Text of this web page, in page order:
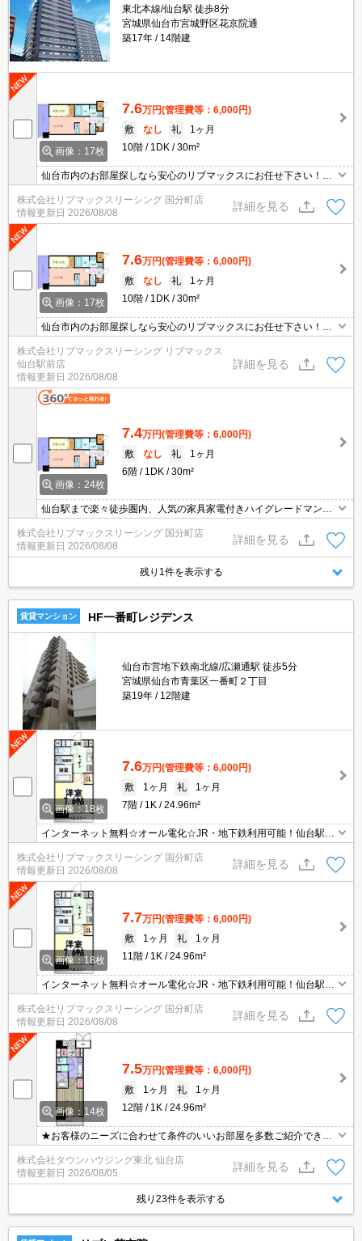
東北本線/仙台駅 徒歩8分
宮城県仙台市宮城野区花京院通
築17年
14階建
画像：17枚
7.6万円(管理費等：6,000円)
敷
なし 礼
1ヶ月
10階
1DK 30m²
仙台市内のお部屋探しなら安心のリブマックスにお任せ下さい！初
期費用や契約の事など何でもご相談下さい。
株式会社リブマックスリーシング 国分町店
情報更新日 2026/08/08
詳細を見る
画像：17枚
7.6万円(管理費等：6,000円)
敷
なし 礼
1ヶ月
10階
1DK 30m²
仙台市内のお部屋探しなら安心のリブマックスにお任せ下さい！初
期費用や契約の事など何でもご相談下さい。
株式会社リブマックスリーシング リブマックス
仙台駅前店
情報更新日 2026/08/08
詳細を見る
画像：24枚
7.4万円(管理費等：6,000円)
敷
なし 礼
1ヶ月
6階
1DK 30m²
仙台駅まで楽々徒歩圏内、人気の家具家電付きハイグレードマンシ
イプ。単身赴任の方や出張の多い方にオススメの立地です。セキュ
リティー面も安心。
株式会社リブマックスリーシング 国分町店
情報更新日 2026/08/08
詳細を見る
残り1件を表示する
賃貸マンション HF一番町レジデンス
仙台市営地下鉄南北線/広瀬通駅 徒歩5分
宮城県仙台市青葉区一番町２丁目
築19年
12階建
画像：18枚
7.6万円(管理費等：6,000円)
敷
1ヶ月 礼
1ヶ月
7階
1K 24.96m²
インターネット無料☆オール電化☆JR・地下鉄利用可能！仙台駅ま
オートロック・TVインターホン・Wシリンダーディンプルキーの設
備付♪
株式会社リブマックスリーシング 国分町店
情報更新日 2026/08/08
詳細を見る
画像：18枚
7.7万円(管理費等：6,000円)
敷
1ヶ月 礼
1ヶ月
11階
1K 24.96m²
インターネット無料☆オール電化☆JR・地下鉄利用可能！仙台駅ま
オートロック・TVインターホン・Wシリンダーディンプルキーの設
備付♪
株式会社リブマックスリーシング 国分町店
情報更新日 2026/08/08
詳細を見る
画像：14枚
7.5万円(管理費等：6,000円)
敷
1ヶ月 礼
1ヶ月
12階
1K 24.96m²
★お客様のニーズに合わせて条件のいいお部屋を多数ご紹介できま
株式会社タウンハウジング東北 仙台店
情報更新日 2026/08/05
詳細を見る
残り23件を表示する